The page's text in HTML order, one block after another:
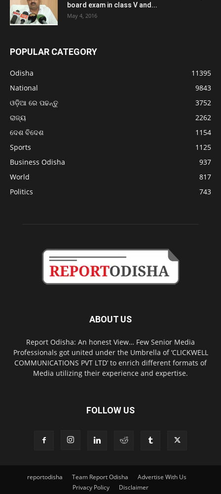
board exam in class V and...
May 4, 2016
POPULAR CATEGORY
Odisha
11395
National
9843
ଓଡ଼ିଆ ରେ ପଢନ୍ତୁ
3752
ରାଜ୍ୟ
2262
ଦେଶ ବିଦେଶ
1154
Sports
1125
Business Odisha
937
World
817
Politics
743
ABOUT US
Report Odisha: An honest View… Few Senior Media
Professionals got united under the Umbrella of ‘CLICKWELL
COMMUNICATIONS PVT LTD’ to enrich different formats of
Media utilizing their experience and expertise.
FOLLOW US
reportodisha Team Report Odisha
Advertise With Us
Privacy Policy
Disclaimer